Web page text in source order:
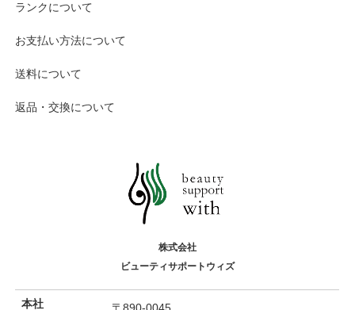
ランクについて
お支払い方法について
送料について
返品・交換について
株式会社
ビューティサポートウィズ
本社 〒890-0045